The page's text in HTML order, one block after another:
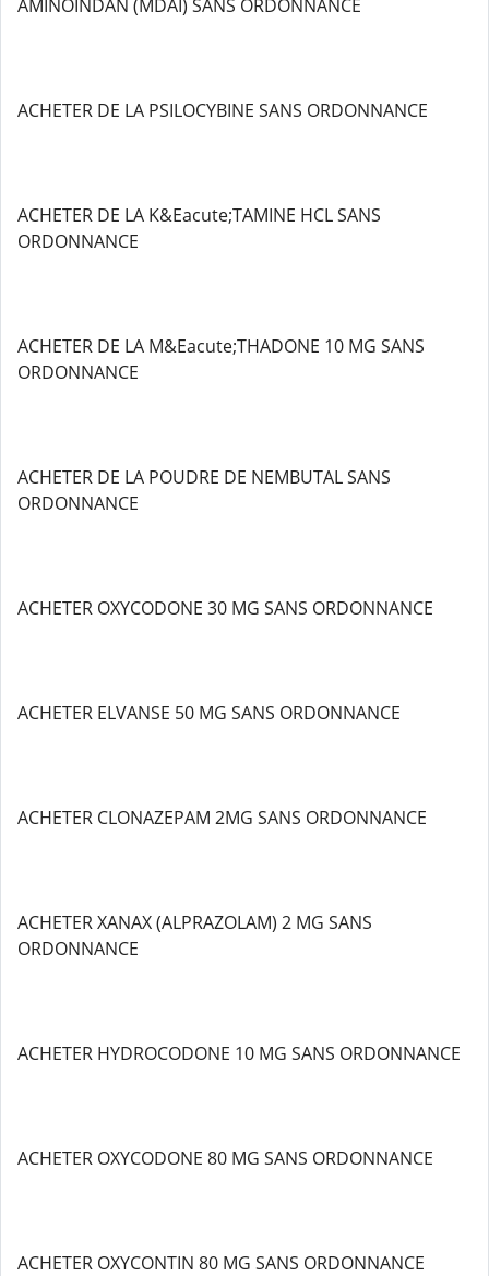
AMINOINDAN (MDAI) SANS ORDONNANCE
ACHETER DE LA PSILOCYBINE SANS ORDONNANCE
ACHETER DE LA K&Eacute;TAMINE HCL SANS
ORDONNANCE
ACHETER DE LA M&Eacute;THADONE 10 MG SANS
ORDONNANCE
ACHETER DE LA POUDRE DE NEMBUTAL SANS
ORDONNANCE
ACHETER OXYCODONE 30 MG SANS ORDONNANCE
ACHETER ELVANSE 50 MG SANS ORDONNANCE
ACHETER CLONAZEPAM 2MG SANS ORDONNANCE
ACHETER XANAX (ALPRAZOLAM) 2 MG SANS
ORDONNANCE
ACHETER HYDROCODONE 10 MG SANS ORDONNANCE
ACHETER OXYCODONE 80 MG SANS ORDONNANCE
ACHETER OXYCONTIN 80 MG SANS ORDONNANCE